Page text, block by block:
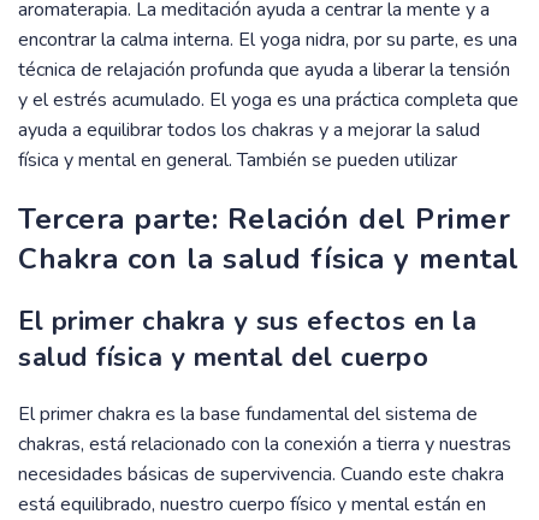
aromaterapia. La meditación ayuda a centrar la mente y a
encontrar la calma interna. El yoga nidra, por su parte, es una
técnica de relajación profunda que ayuda a liberar la tensión
y el estrés acumulado. El yoga es una práctica completa que
ayuda a equilibrar todos los chakras y a mejorar la salud
física y mental en general. También se pueden utilizar
Tercera parte: Relación del Primer
Chakra con la salud física y mental
El primer chakra y sus efectos en la
salud física y mental del cuerpo
El primer chakra es la base fundamental del sistema de
chakras, está relacionado con la conexión a tierra y nuestras
necesidades básicas de supervivencia. Cuando este chakra
está equilibrado, nuestro cuerpo físico y mental están en